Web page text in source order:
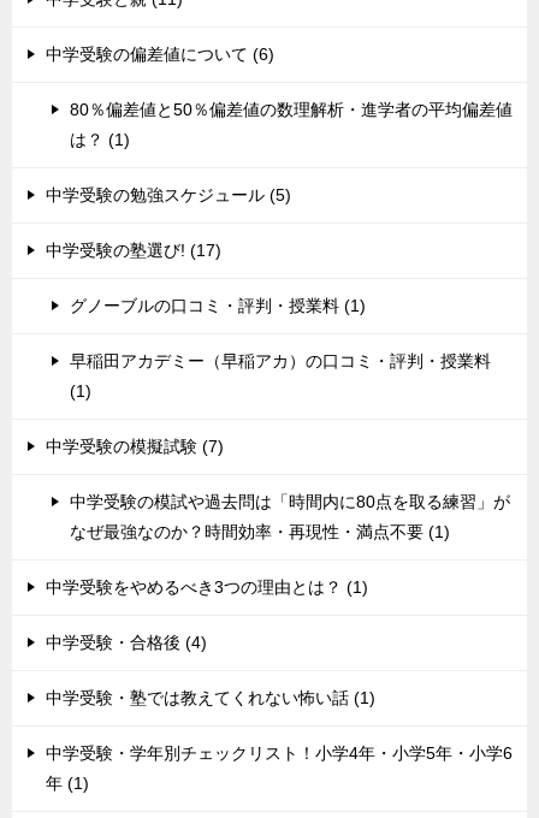
中学受験の偏差値について (6)
80％偏差値と50％偏差値の数理解析・進学者の平均偏差値
は？ (1)
中学受験の勉強スケジュール (5)
中学受験の塾選び! (17)
グノーブルの口コミ・評判・授業料 (1)
早稲田アカデミー（早稲アカ）の口コミ・評判・授業料
(1)
中学受験の模擬試験 (7)
中学受験の模試や過去問は「時間内に80点を取る練習」が
なぜ最強なのか？時間効率・再現性・満点不要 (1)
中学受験をやめるべき3つの理由とは？ (1)
中学受験・合格後 (4)
中学受験・塾では教えてくれない怖い話 (1)
中学受験・学年別チェックリスト！小学4年・小学5年・小学6
年 (1)